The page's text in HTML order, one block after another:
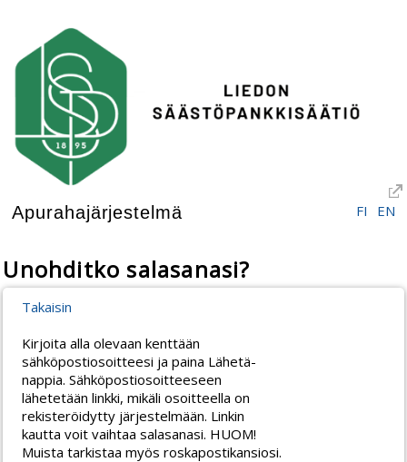
Apurahajärjestelmä FI EN
Unohditko salasanasi?
Takaisin
Kirjoita alla olevaan kenttään
sähköpostiosoitteesi ja paina Lähetä-
nappia. Sähköpostiosoitteeseen
lähetetään linkki, mikäli osoitteella on
rekisteröidytty järjestelmään. Linkin
kautta voit vaihtaa salasanasi. HUOM!
Muista tarkistaa myös roskapostikansiosi.